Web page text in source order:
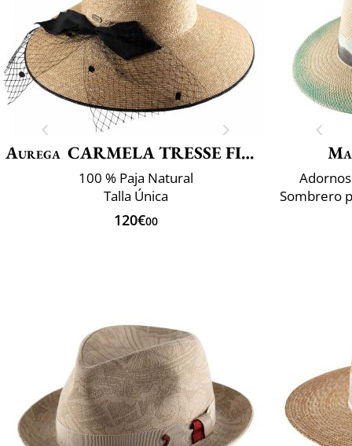
Aurega CARMELA TRESSE FINE EXTRA
100 % Paja Natural
Talla Única
120€00